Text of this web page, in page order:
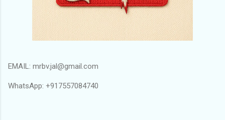
EMAIL: mrbv.jal@gmail.com
WhatsApp: +917557084740